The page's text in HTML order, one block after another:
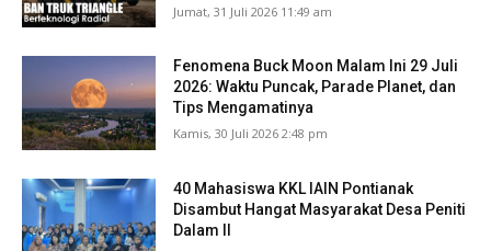
Jumat, 31 Juli 2026 11:49 am
Fenomena Buck Moon Malam Ini 29 Juli
2026: Waktu Puncak, Parade Planet, dan
Tips Mengamatinya
Kamis, 30 Juli 2026 2:48 pm
40 Mahasiswa KKL IAIN Pontianak
Disambut Hangat Masyarakat Desa Peniti
Dalam II